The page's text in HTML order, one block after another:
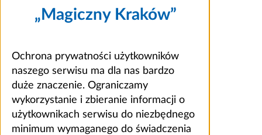
„Magiczny Kraków”
Ochrona prywatności użytkowników
naszego serwisu ma dla nas bardzo
duże znaczenie. Ograniczamy
wykorzystanie i zbieranie informacji o
użytkownikach serwisu do niezbędnego
minimum wymaganego do świadczenia